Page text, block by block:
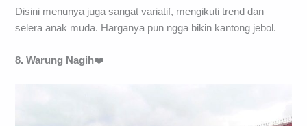
Disini menunya juga sangat variatif, mengikuti trend dan
selera anak muda. Harganya pun ngga bikin kantong jebol.
8. Warung Nagih❤️